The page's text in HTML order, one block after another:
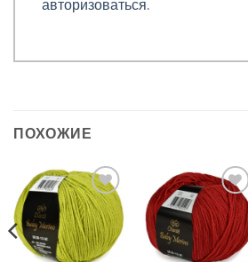
авторизоваться.
ПОХОЖИЕ
Добавить в
избранное.
Добавить в
избранное.